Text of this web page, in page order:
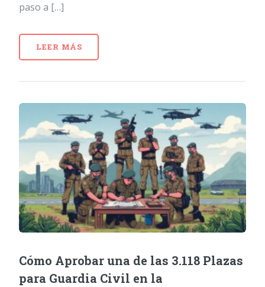
paso a […]
LEER MÁS
Cómo Aprobar una de las 3.118 Plazas
para Guardia Civil en la